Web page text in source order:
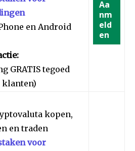
en Android
GRATIS tegoed
klanten)
Aa
nm
eld
en
kopen,
en traden
voor